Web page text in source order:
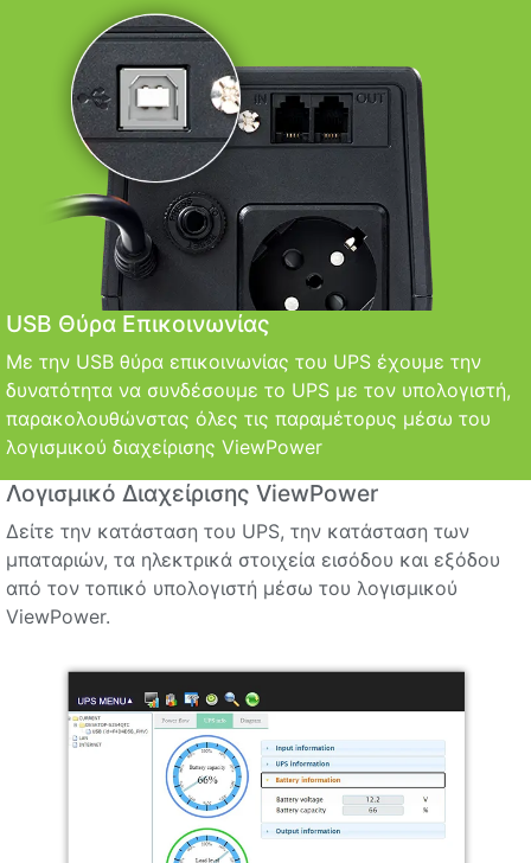
USB Θύρα Επικοινωνίας
Με την USB θύρα επικοινωνίας του UPS έχουμε την
δυνατότητα να συνδέσουμε το UPS με τον υπολογιστή,
παρακολουθώνστας όλες τις παραμέτορυς μέσω του
λογισμικού διαχείρισηςViewPower
Λογισμικό Διαχείρισης ViewPower
Δείτε την κατάσταση του UPS, την κατάσταση των
μπαταριών, τα ηλεκτρικά στοιχεία εισόδου και εξόδου
από τον τοπικό υπολογιστή μέσω του λογισμικού
ViewPower.